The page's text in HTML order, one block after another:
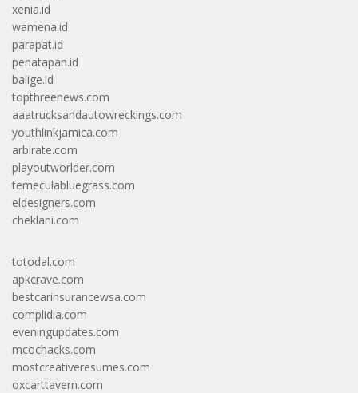
xenia.id
wamena.id
parapat.id
penatapan.id
balige.id
topthreenews.com
aaatrucksandautowreckings.com
youthlinkjamica.com
arbirate.com
playoutworlder.com
temeculabluegrass.com
eldesigners.com
cheklani.com
totodal.com
apkcrave.com
bestcarinsurancewsa.com
complidia.com
eveningupdates.com
mcochacks.com
mostcreativeresumes.com
oxcarttavern.com